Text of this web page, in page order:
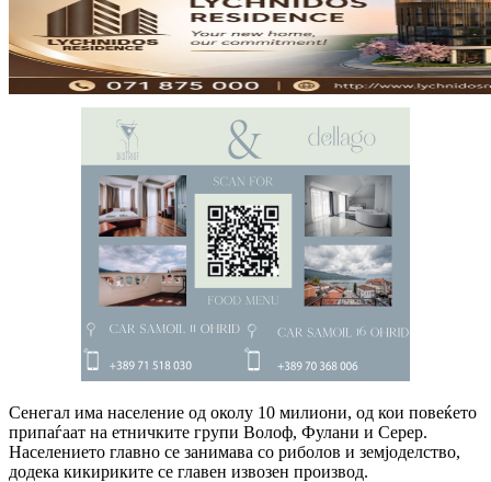
Сенегал има население од околу 10 милиони, од кои повеќето
припаѓаат на етничките групи Волоф, Фулани и Серер.
Населението главно се занимава со риболов и земјоделство,
додека кикириките се главен извозен производ.